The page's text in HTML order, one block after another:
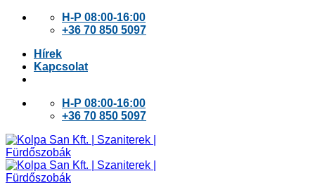
Skip
H-P 08:00-16:00
+36 70 850 5097
Hírek
Kapcsolat
H-P 08:00-16:00
+36 70 850 5097